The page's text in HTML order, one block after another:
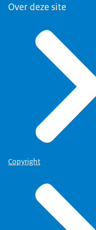
Over deze site
Copyright